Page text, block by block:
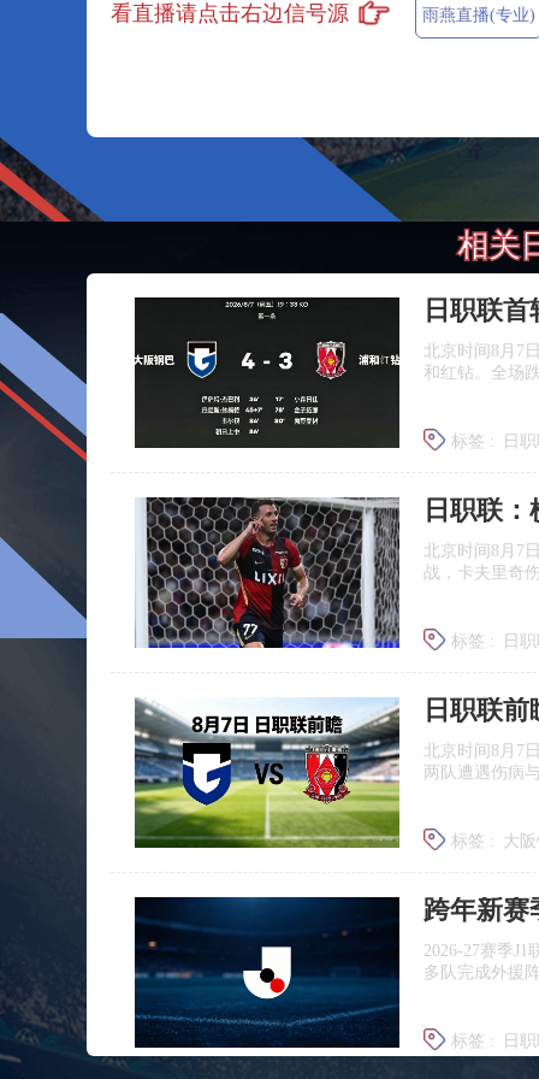
看直播请点击右边信号源 雨燕直播(专业)
相关
日职联
北京时间8月7
和红钻。全场
标签 : 日
北京时间8月7
战，卡夫里奇
标签 : 日
北京时间8月7
两队遭遇伤病
标签 : 大
浦和红钻
跨年新赛
2026‑27赛季
多队完成外援
标签 :
日